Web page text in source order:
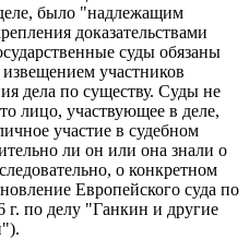
было "надлежащим
доказательствами
суды обязаны
участников
дела по существу. Суды не
лицо, участвующее в деле,
участие в судебном
ли он или она знали о
о конкретном
Европейского суда по
г. по делу "Ганкин и другие